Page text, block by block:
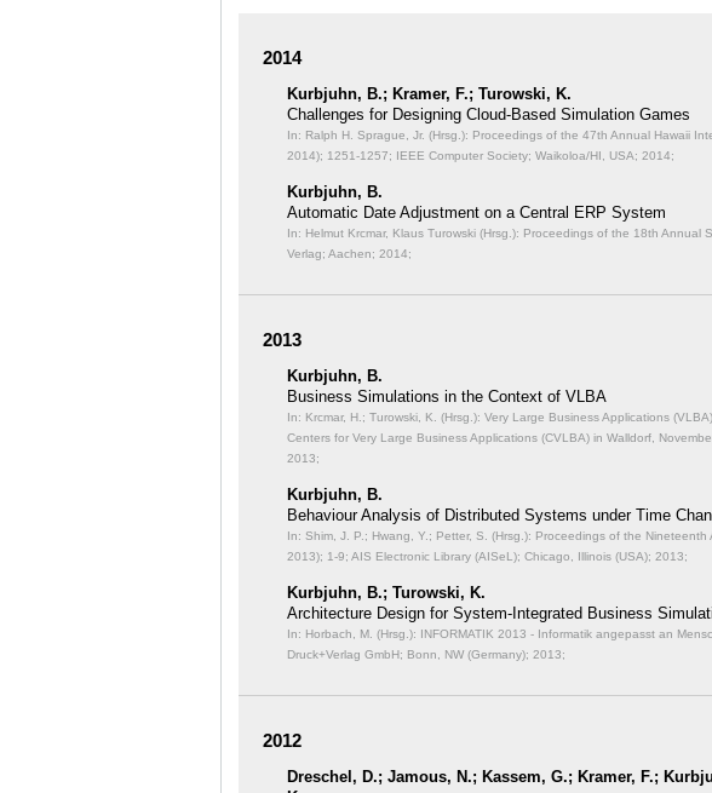
2014
Kurbjuhn, B.; Kramer, F.; Turowski, K.
Challenges for Designing Cloud-Based Simulation Games
In: Ralph H. Sprague, Jr. (Hrsg.): Proceedings of the 47th Annual Hawaii
2014); 1251-1257; IEEE Computer Society; Waikoloa/HI, USA; 2014;
Kurbjuhn, B.
Automatic Date Adjustment on a Central ERP System
In: Helmut Krcmar, Klaus Turowski (Hrsg.): Proceedings of the 18th Annual
Verlag; Aachen; 2014;
2013
Kurbjuhn, B.
Business Simulations in the Context of VLBA
In: Krcmar, H.; Turowski, K. (Hrsg.): Very Large Business Applications
Centers for Very Large Business Applications (CVLBA) in Walldorf,
2013;
Kurbjuhn, B.
Behaviour Analysis of Distributed Systems under Time
In: Shim, J. P.; Hwang, Y.; Petter, S. (Hrsg.): Proceedings of the
2013); 1-9; AIS Electronic Library (AISeL); Chicago, Illinois (USA); 2013;
Kurbjuhn, B.; Turowski, K.
Architecture Design for System-Integrated Business
In: Horbach, M. (Hrsg.): INFORMATIK 2013 - Informatik angepasst an
Druck+Verlag GmbH; Bonn, NW (Germany); 2013;
2012
Dreschel, D.; Jamous, N.; Kassem, G.; Kramer, F.;